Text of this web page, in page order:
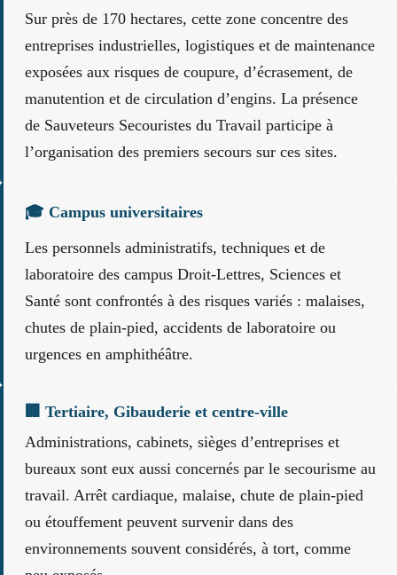
Sur près de 170 hectares, cette zone concentre des
entreprises industrielles, logistiques et de maintenance
exposées aux risques de coupure, d’écrasement, de
manutention et de circulation d’engins. La présence
de Sauveteurs Secouristes du Travail participe à
l’organisation des premiers secours sur ces sites.
🎓 Campus universitaires
Les personnels administratifs, techniques et de
laboratoire des campus Droit-Lettres, Sciences et
Santé sont confrontés à des risques variés : malaises,
chutes de plain-pied, accidents de laboratoire ou
urgences en amphithéâtre.
🏢 Tertiaire, Gibauderie et centre-ville
Administrations, cabinets, sièges d’entreprises et
bureaux sont eux aussi concernés par le secourisme au
travail. Arrêt cardiaque, malaise, chute de plain-pied
ou étouffement peuvent survenir dans des
environnements souvent considérés, à tort, comme